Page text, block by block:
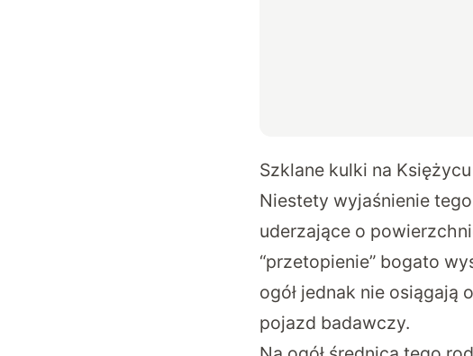
Szklane kulki na Księżycu
Niestety wyjaśnienie
uderzające o
“przetopienie” bogato
ogół jednak nie
pojazd badawczy.